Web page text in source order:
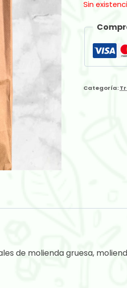
Sin
Categoría:
de molienda gruesa,